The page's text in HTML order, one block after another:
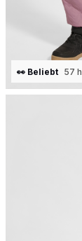
👀 Beliebt 57